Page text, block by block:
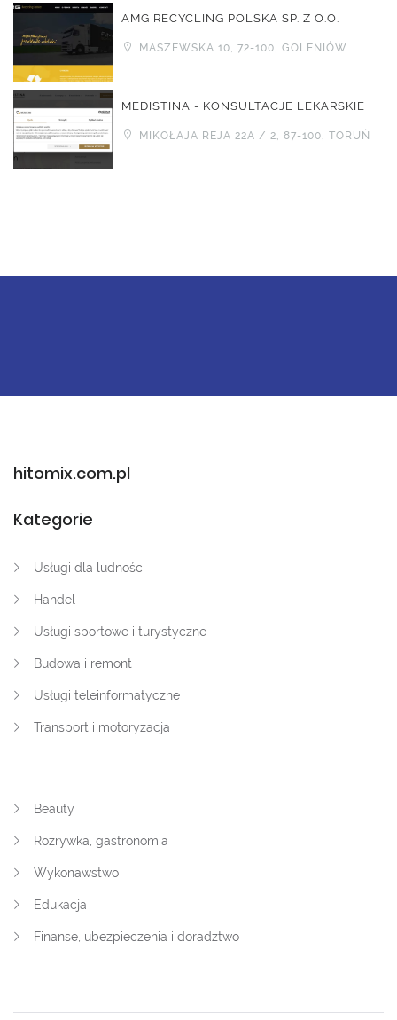
AMG RECYCLING POLSKA SP. Z O.O.
MASZEWSKA 10, 72-100, GOLENIÓW
MEDISTINA - KONSULTACJE LEKARSKIE
MIKOŁAJA REJA 22A / 2, 87-100, TORUŃ
hitomix.com.pl
Kategorie
Usługi dla ludności
Handel
Usługi sportowe i turystyczne
Budowa i remont
Usługi teleinformatyczne
Transport i motoryzacja
Beauty
Rozrywka, gastronomia
Wykonawstwo
Edukacja
Finanse, ubezpieczenia i doradztwo